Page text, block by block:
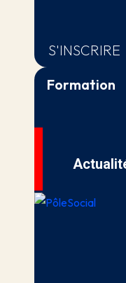
S'INSCRIRE
Formation